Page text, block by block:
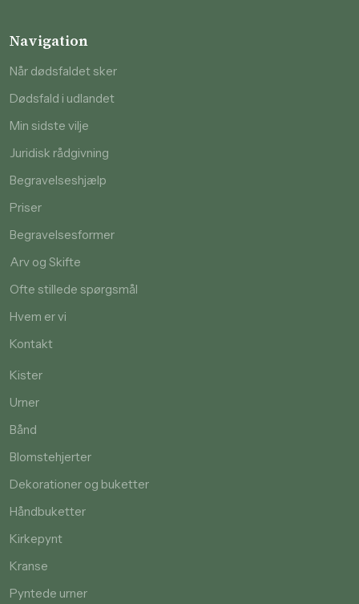
Navigation
Når dødsfaldet sker
Dødsfald i udlandet
Min sidste vilje
Juridisk rådgivning
Begravelseshjælp
Priser
Begravelsesformer
Arv og Skifte
Ofte stillede spørgsmål
Hvem er vi
Kontakt
Kister
Urner
Bånd
Blomstehjerter
Dekorationer og buketter
Håndbuketter
Kirkepynt
Kranse
Pyntede urner